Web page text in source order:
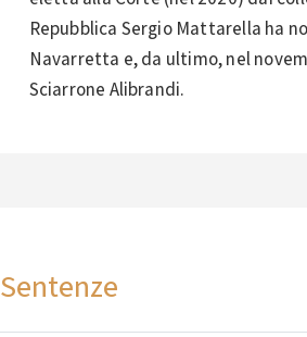
Repubblica Sergio Mattarella ha
Navarretta e, da ultimo, nel
Sciarrone Alibrandi.
Sentenze